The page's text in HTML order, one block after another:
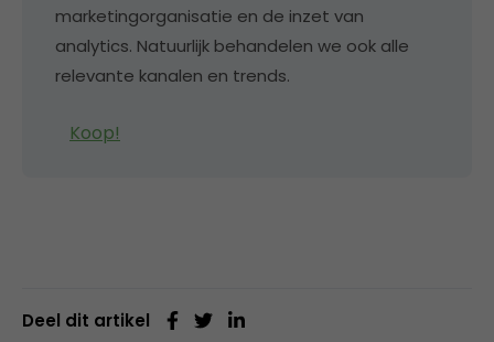
marketingorganisatie en de inzet van
analytics. Natuurlijk behandelen we ook alle
relevante kanalen en trends.
Koop!
Deel dit artikel